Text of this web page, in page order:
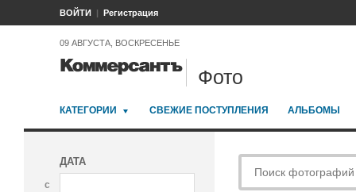
ВОЙТИ Регистрация
09 АВГУСТА, ВОСКРЕСЕНЬЕ
Фото
КАТЕГОРИИ СВЕЖИЕ ПОСТУПЛЕНИЯ АЛЬБОМЫ
ДАТА
с